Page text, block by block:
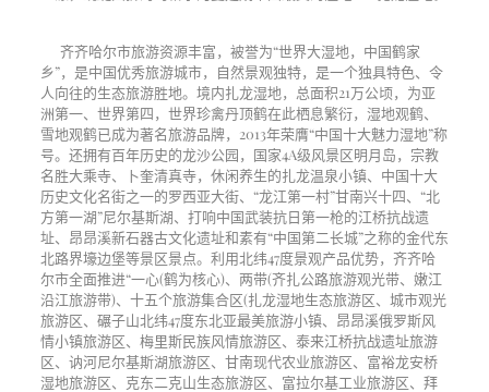
齐齐哈尔市旅游资源丰富，被誉为“世界大湿地，中国鹤家
乡”，是中国优秀旅游城市，自然景观独特，是一个独具特色、令
人向往的生态旅游胜地。境内扎龙湿地，总面积21万公顷，为亚
洲第一、世界第四，世界珍禽丹顶鹤在此栖息繁衍，湿地观鹤、
雪地观鹤已成为著名旅游品牌，2013年荣膺“中国十大魅力湿地”称
号。还拥有百年历史的龙沙公园，国家4A级风景区明月岛，宗教
名胜大乘寺、卜奎清真寺，休闲养生的扎龙温泉小镇、中国十大
历史文化名街之一的罗西亚大街、“龙江第一村”甘南兴十四、“北
方第一湖”尼尔基斯湖、打响中国武装抗日第一枪的江桥抗战遗
址、昂昂溪新石器古文化遗址和素有“中国第二长城”之称的金代东
北路界壕边堡等景区景点。利用北纬47度景观产品优势，齐齐哈
尔市全面推进“一心(鹤为核心)、两带(齐扎公路旅游观光带、嫩江
沿江旅游带)、十五个旅游集合区(扎龙湿地生态旅游区、城市观光
旅游区、碾子山北纬47度东北亚最美旅游小镇、昂昂溪俄罗斯风
情小镇旅游区、梅里斯民族风情旅游区、泰来江桥抗战遗址旅游
区、讷河尼尔基斯湖旅游区、甘南现代农业旅游区、富裕龙安桥
湿地旅游区、克东二克山生态旅游区、富拉尔基工业旅游区、拜